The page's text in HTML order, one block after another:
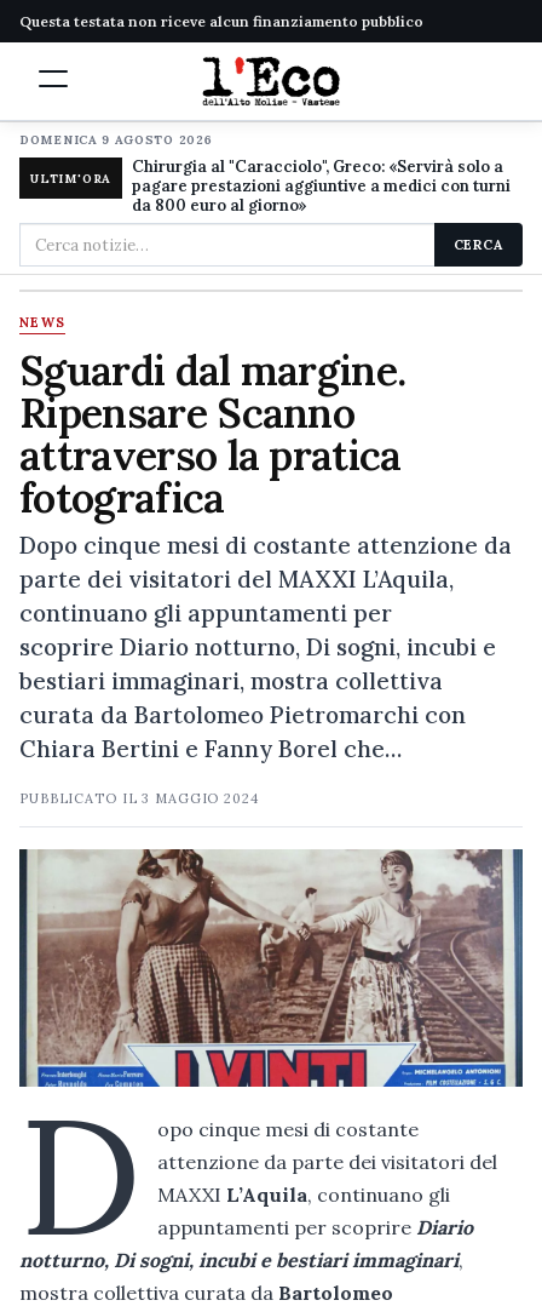
Questa testata non riceve alcun finanziamento pubblico
DOMENICA 9 AGOSTO 2026
ULTIM'ORA
Chirurgia al "Caracciolo", Greco: «Servirà solo a
pagare prestazioni aggiuntive a medici con turni
da 800 euro al giorno»
Cerca
nel
sito
CERCA
NEWS
Sguardi dal margine.
Ripensare Scanno
attraverso la pratica
fotografica
Dopo cinque mesi di costante attenzione da
parte dei visitatori del MAXXI L’Aquila,
continuano gli appuntamenti per
scoprire Diario notturno, Di sogni, incubi e
bestiari immaginari, mostra collettiva
curata da Bartolomeo Pietromarchi con
Chiara Bertini e Fanny Borel che…
PUBBLICATO IL3 MAGGIO 2024
D
opo cinque mesi di costante
attenzione da parte dei visitatori del
MAXXI L’Aquila, continuano gli
appuntamenti per scoprire Diario
notturno, Di sogni, incubi e bestiari immaginari,
mostra collettiva curata da Bartolomeo